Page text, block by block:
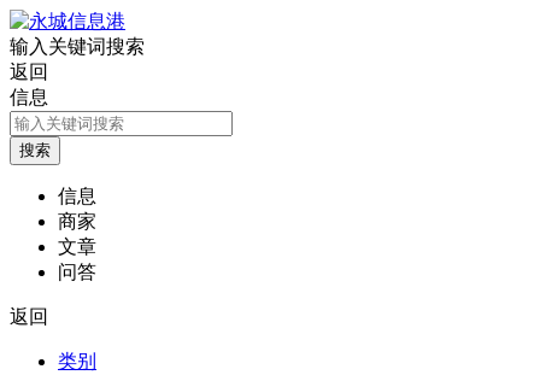
输入关键词搜索
返回
信息
信息
商家
文章
问答
返回
类别